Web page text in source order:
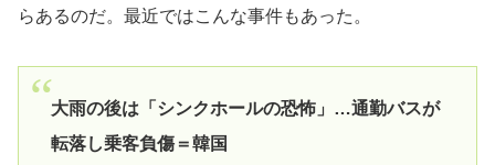
らあるのだ。最近ではこんな事件もあった。
大雨の後は「シンクホールの恐怖」…通勤バスが
転落し乗客負傷＝韓国